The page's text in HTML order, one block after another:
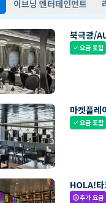
이브닝 엔터테인먼트
북극광/
check요금 포함
마켓플레
check요금 포함
HOLA!
paid추가 요금